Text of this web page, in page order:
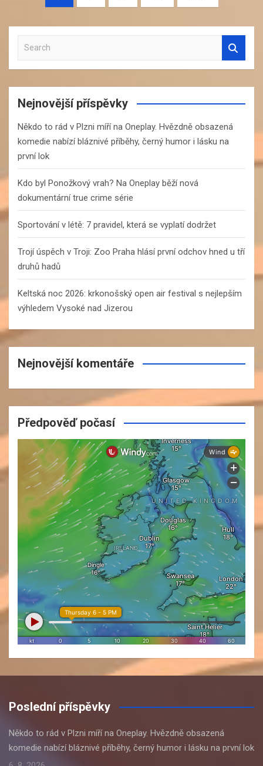
příspěvky
a
r
c
Nejnovější příspěvky
Někdo to rád v Plzni míří na Oneplay. Hvězdně obsazená
komedie nabízí bláznivé příběhy, černý humor i lásku na
první lok
Kdo byl Ponožkový vrah? Na Oneplay běží nová
dokumentární true crime série
Sportování v létě: 7 pravidel, která se vyplatí dodržet
Trojí úspěch v Troji: Zoo Praha hlásí první odchov hned u tří
druhů hadů
Keltská noc 2026: krkonošský open air festival s nejlepším
výhledem Vysoké nad Jizerou
Nejnovější komentáře
Předpověď počasí
Poslední příspěvky
Někdo to rád v Plzni míří na Oneplay. Hvězdně obsazená
komedie nabízí bláznivé příběhy, černý humor i lásku na první lok